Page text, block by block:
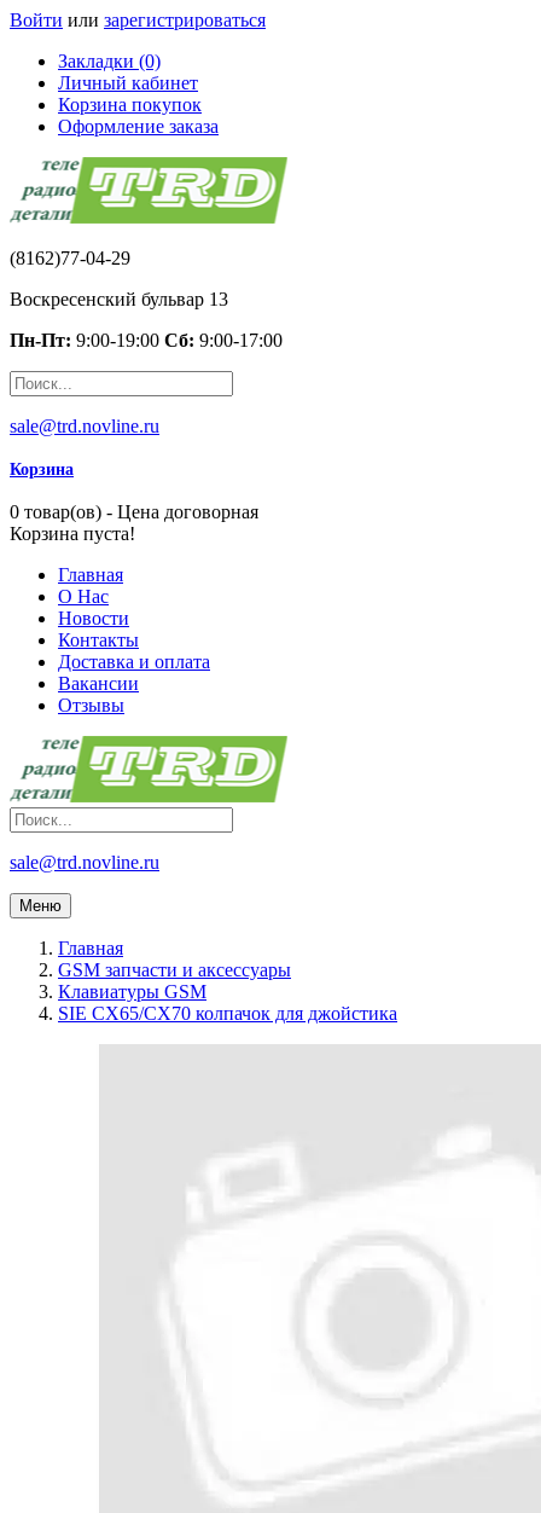
Войти или зарегистрироваться
Закладки (0)
Личный кабинет
Корзина покупок
Оформление заказа
(8162)77-04-29
Воскресенский бульвар 13
Пн-Пт: 9:00-19:00 Сб: 9:00-17:00
sale@trd.novline.ru
Корзина
0 товар(ов) - Цена договорная
Корзина пуста!
Главная
О Нас
Новости
Контакты
Доставка и оплата
Вакансии
Отзывы
sale@trd.novline.ru
Меню
Главная
GSM запчасти и аксессуары
Клавиатуры GSM
SIE CX65/CX70 колпачок для джойстика